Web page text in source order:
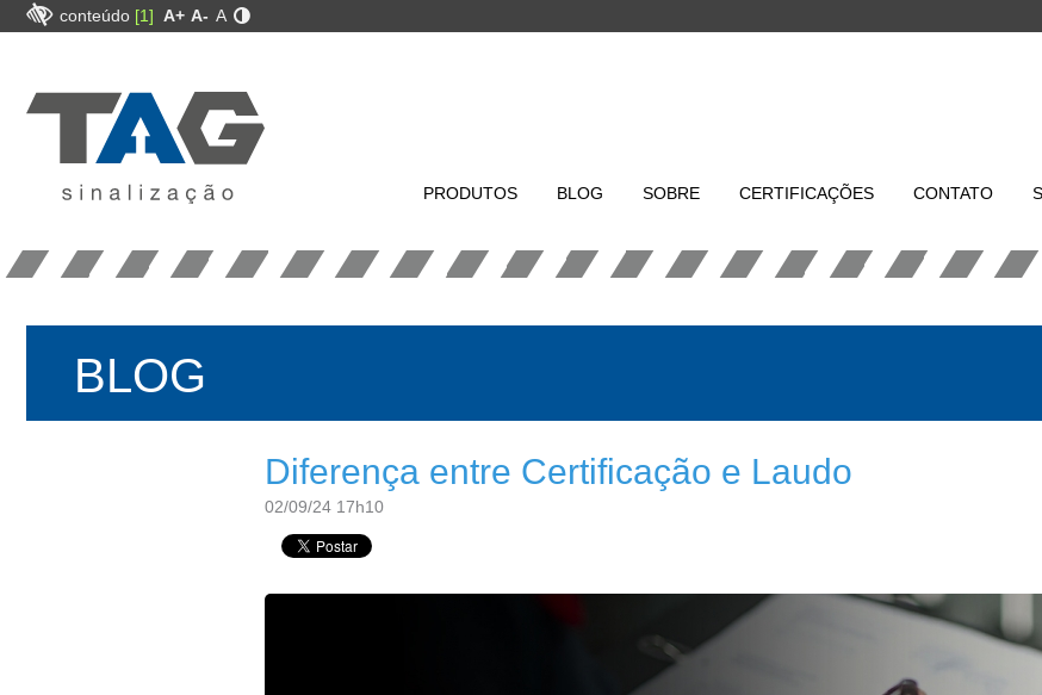
conteúdo [1] A+ A- A
PRODUTOS BLOG SOBRE CERTIFICAÇÕES CONTATO
BLOG
Diferença entre Certificação e Laudo
02/09/24 17h10